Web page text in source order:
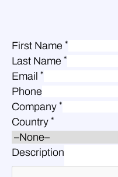
First Name *
Last Name *
Email *
Phone
Company *
Country *
Description